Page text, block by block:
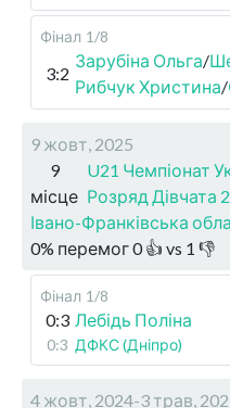
Фінал 1/8
3:2
Зарубіна Ольга/
Рибчук Христина/
9 жовт, 2025
9
місце
U21 Чемпіонат
Розряд Дівчата
Івано-Франківська
0% перемог0👍 vs 1 👎
Фінал 1/8
0:3 Лебідь Поліна
0:3 ДФКС (Дніпро)
4 жовт, 2024-3 трав,